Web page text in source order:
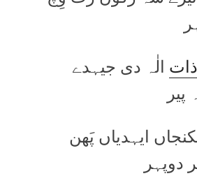
ذات الٰہ دی جیہدے
ایہدیاں پَھن